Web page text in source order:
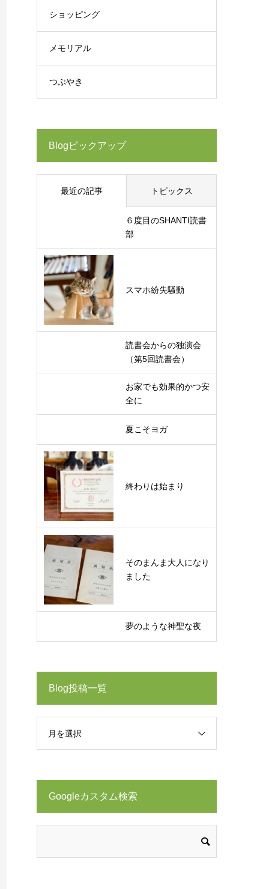
ショッピング
メモリアル
つぶやき
Blogピックアップ
最近の記事 トピックス
６度目のSHANTI読書
部
スマホ紛失騒動
読書会からの独演会
（第5回読書会）
お家でも効果的かつ安
全に
夏こそヨガ
終わりは始まり
そのまんま大人になり
ました
夢のような神聖な夜
Blog投稿一覧
月を選択
Googleカスタム検索